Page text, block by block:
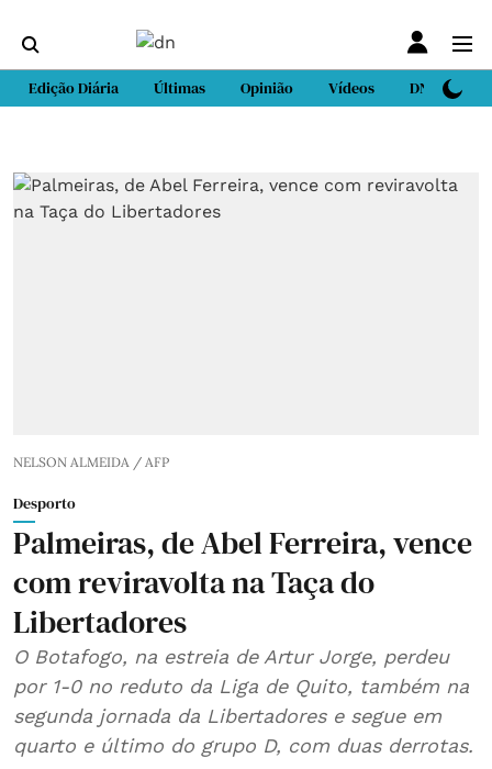
Edição Diária Últimas Opinião Vídeos DN Sport
NELSON ALMEIDA / AFP
Desporto
Palmeiras, de Abel Ferreira, vence
com reviravolta na Taça do
Libertadores
O Botafogo, na estreia de Artur Jorge, perdeu
por 1-0 no reduto da Liga de Quito, também na
segunda jornada da Libertadores e segue em
quarto e último do grupo D, com duas derrotas.